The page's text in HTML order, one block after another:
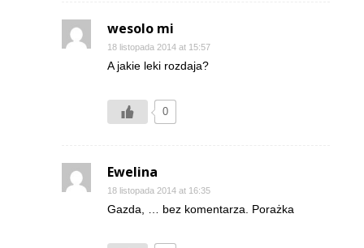
wesolo mi
18 listopada 2014 at 15:57
A jakie leki rozdaja?
0
Ewelina
18 listopada 2014 at 16:35
Gazda, … bez komentarza. Porażka